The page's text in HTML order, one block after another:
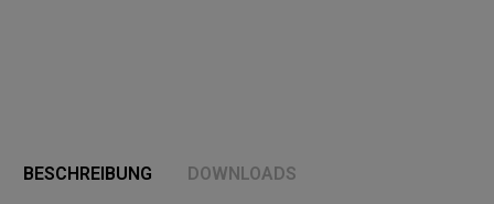
BESCHREIBUNG
DOWNLOADS